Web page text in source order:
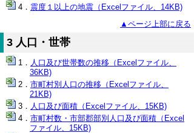
震度１以上の地震（Excelファイル、14KB)
▲ページ上部に戻る
3 人口・世帯
人口及び世帯数の推移（Excelファイル、
36KB)
市町村別人口の推移（Excelファイル、
21KB)
人口及び面積（Excelファイル、15KB)
市町村数・市部郡部別人口及び面積（Excel
ファイル、15KB)